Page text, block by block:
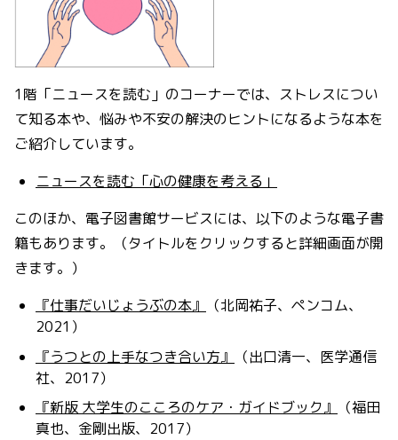
1階「ニュースを読む」のコーナーでは、ストレスについ
て知る本や、悩みや不安の解決のヒントになるような本を
ご紹介しています。
ニュースを読む「心の健康を考える」
このほか、電子図書館サービスには、以下のような電子書
籍もあります。（タイトルをクリックすると詳細画面が開
きます。）
『仕事だいじょうぶの本』
（北岡祐子、ペンコム、
2021）
『うつとの上手なつき合い方』
（出口清一、医学通信
社、2017）
『新版 大学生のこころのケア・ガイドブック』
（福田
真也、金剛出版、2017）